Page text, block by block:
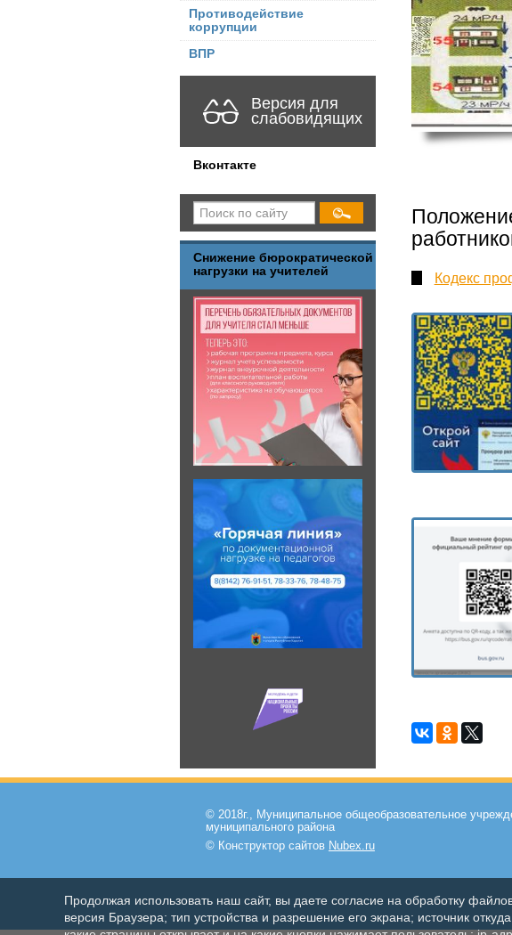
Противодействие
коррупции
ВПР
Версия для
слабовидящих
Вконтакте
Снижение бюрократической
нагрузки на учителей
Кодекс
© 2018г., Муниципальное общеобразовательное
муниципального района
© Конструктор сайтов Nubex.ru
Продолжая использовать наш сайт, вы даете согласие на обработку
версия Браузера; тип устройства и разрешение его экрана; источник